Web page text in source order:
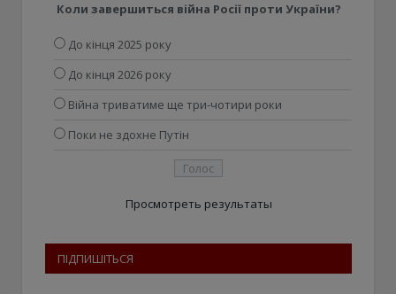
Коли завершиться війна Росії проти України?
До кінця 2025 року
До кінця 2026 року
Війна триватиме ще три-чотири роки
Поки не здохне Путін
Просмотреть результаты
ПІДПИШІТЬСЯ